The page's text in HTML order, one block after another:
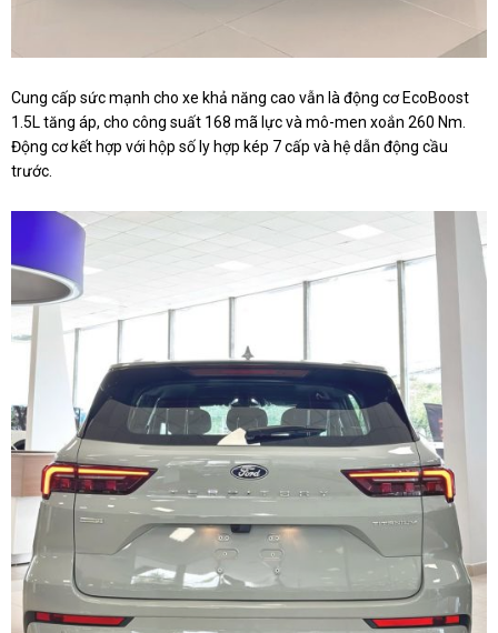
Cung cấp sức mạnh cho xe khả năng cao vẫn là động cơ EcoBoost
1.5L tăng áp, cho công suất 168 mã lực và mô-men xoắn 260 Nm.
Động cơ kết hợp với hộp số ly hợp kép 7 cấp và hệ dẫn động cầu
trước.